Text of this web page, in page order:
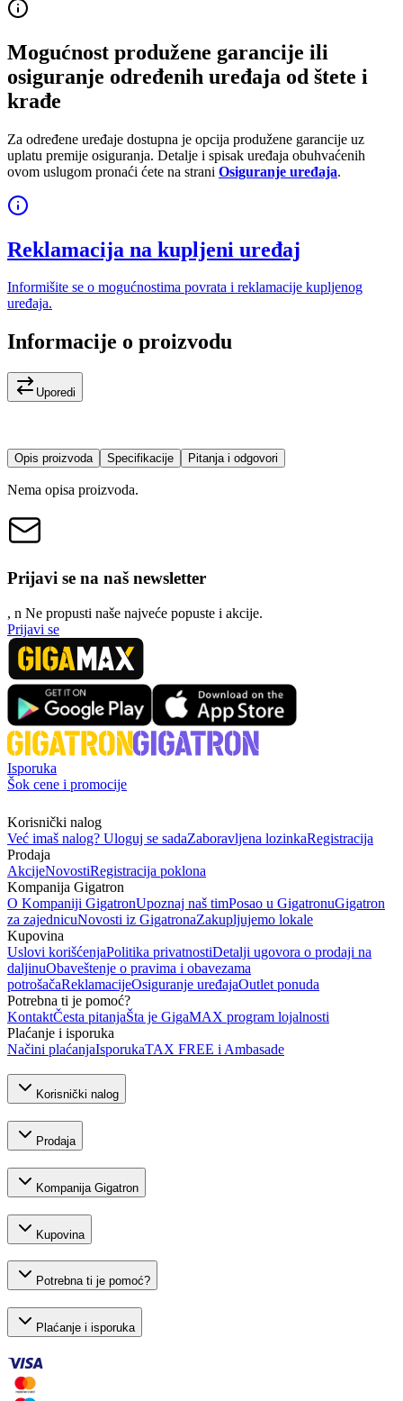
Mogućnost produžene garancije ili
osiguranje određenih uređaja od štete i
krađe
Za određene uređaje dostupna je opcija produžene garancije uz
uplatu premije osiguranja. Detalje i spisak uređaja obuhvaćenih
ovom uslugom pronaći ćete na strani Osiguranje uređaja.
Reklamacija na kupljeni uređaj
Informišite se o mogućnostima povrata i reklamacije kupljenog
uređaja.
Informacije o proizvodu
Uporedi
Opis proizvoda Specifikacije Pitanja i odgovori
Nema opisa proizvoda.
Prijavi se na naš newsletter
, n Ne propusti naše najveće popuste i akcije.
Prijavi se
Isporuka
Šok cene i promocije
Korisnički nalog
Već imaš nalog? Uloguj se sadaZaboravljena lozinkaRegistracija
Prodaja
AkcijeNovostiRegistracija poklona
Kompanija Gigatron
O Kompaniji GigatronUpoznaj naš timPosao u GigatronuGigatron
za zajednicuNovosti iz GigatronaZakupljujemo lokale
Kupovina
Uslovi korišćenjaPolitika privatnostiDetalji ugovora o prodaji na
daljinuObaveštenje o pravima i obavezama
potrošačaReklamacijeOsiguranje uređajaOutlet ponuda
Potrebna ti je pomoć?
KontaktČesta pitanjaŠta je GigaMAX program lojalnosti
Plaćanje i isporuka
Načini plaćanjaIsporukaTAX FREE i Ambasade
Korisnički nalog
Prodaja
Kompanija Gigatron
Kupovina
Potrebna ti je pomoć?
Plaćanje i isporuka